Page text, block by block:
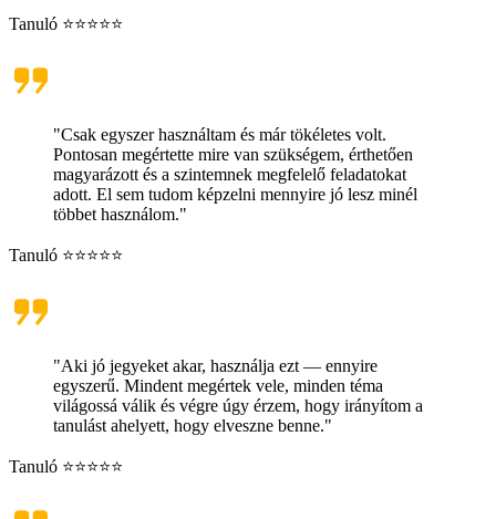
Tanuló ⭐⭐⭐⭐⭐
"Csak egyszer használtam és már tökéletes volt.
Pontosan megértette mire van szükségem, érthetően
magyarázott és a szintemnek megfelelő feladatokat
adott. El sem tudom képzelni mennyire jó lesz minél
többet használom."
Tanuló ⭐⭐⭐⭐⭐
"Aki jó jegyeket akar, használja ezt — ennyire
egyszerű. Mindent megértek vele, minden téma
világossá válik és végre úgy érzem, hogy irányítom a
tanulást ahelyett, hogy elveszne benne."
Tanuló ⭐⭐⭐⭐⭐